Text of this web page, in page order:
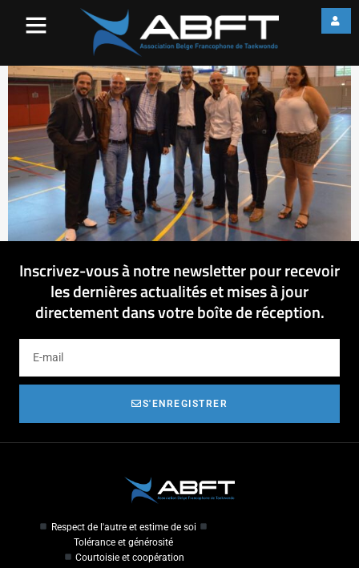
Inscrivez-vous à notre newsletter pour recevoir
les dernières actualités et mises à jour
directement dans votre boîte de réception.
S'ENREGISTRER
Respect de l'autre et estime de soi
Tolérance et générosité
Courtoisie et coopération